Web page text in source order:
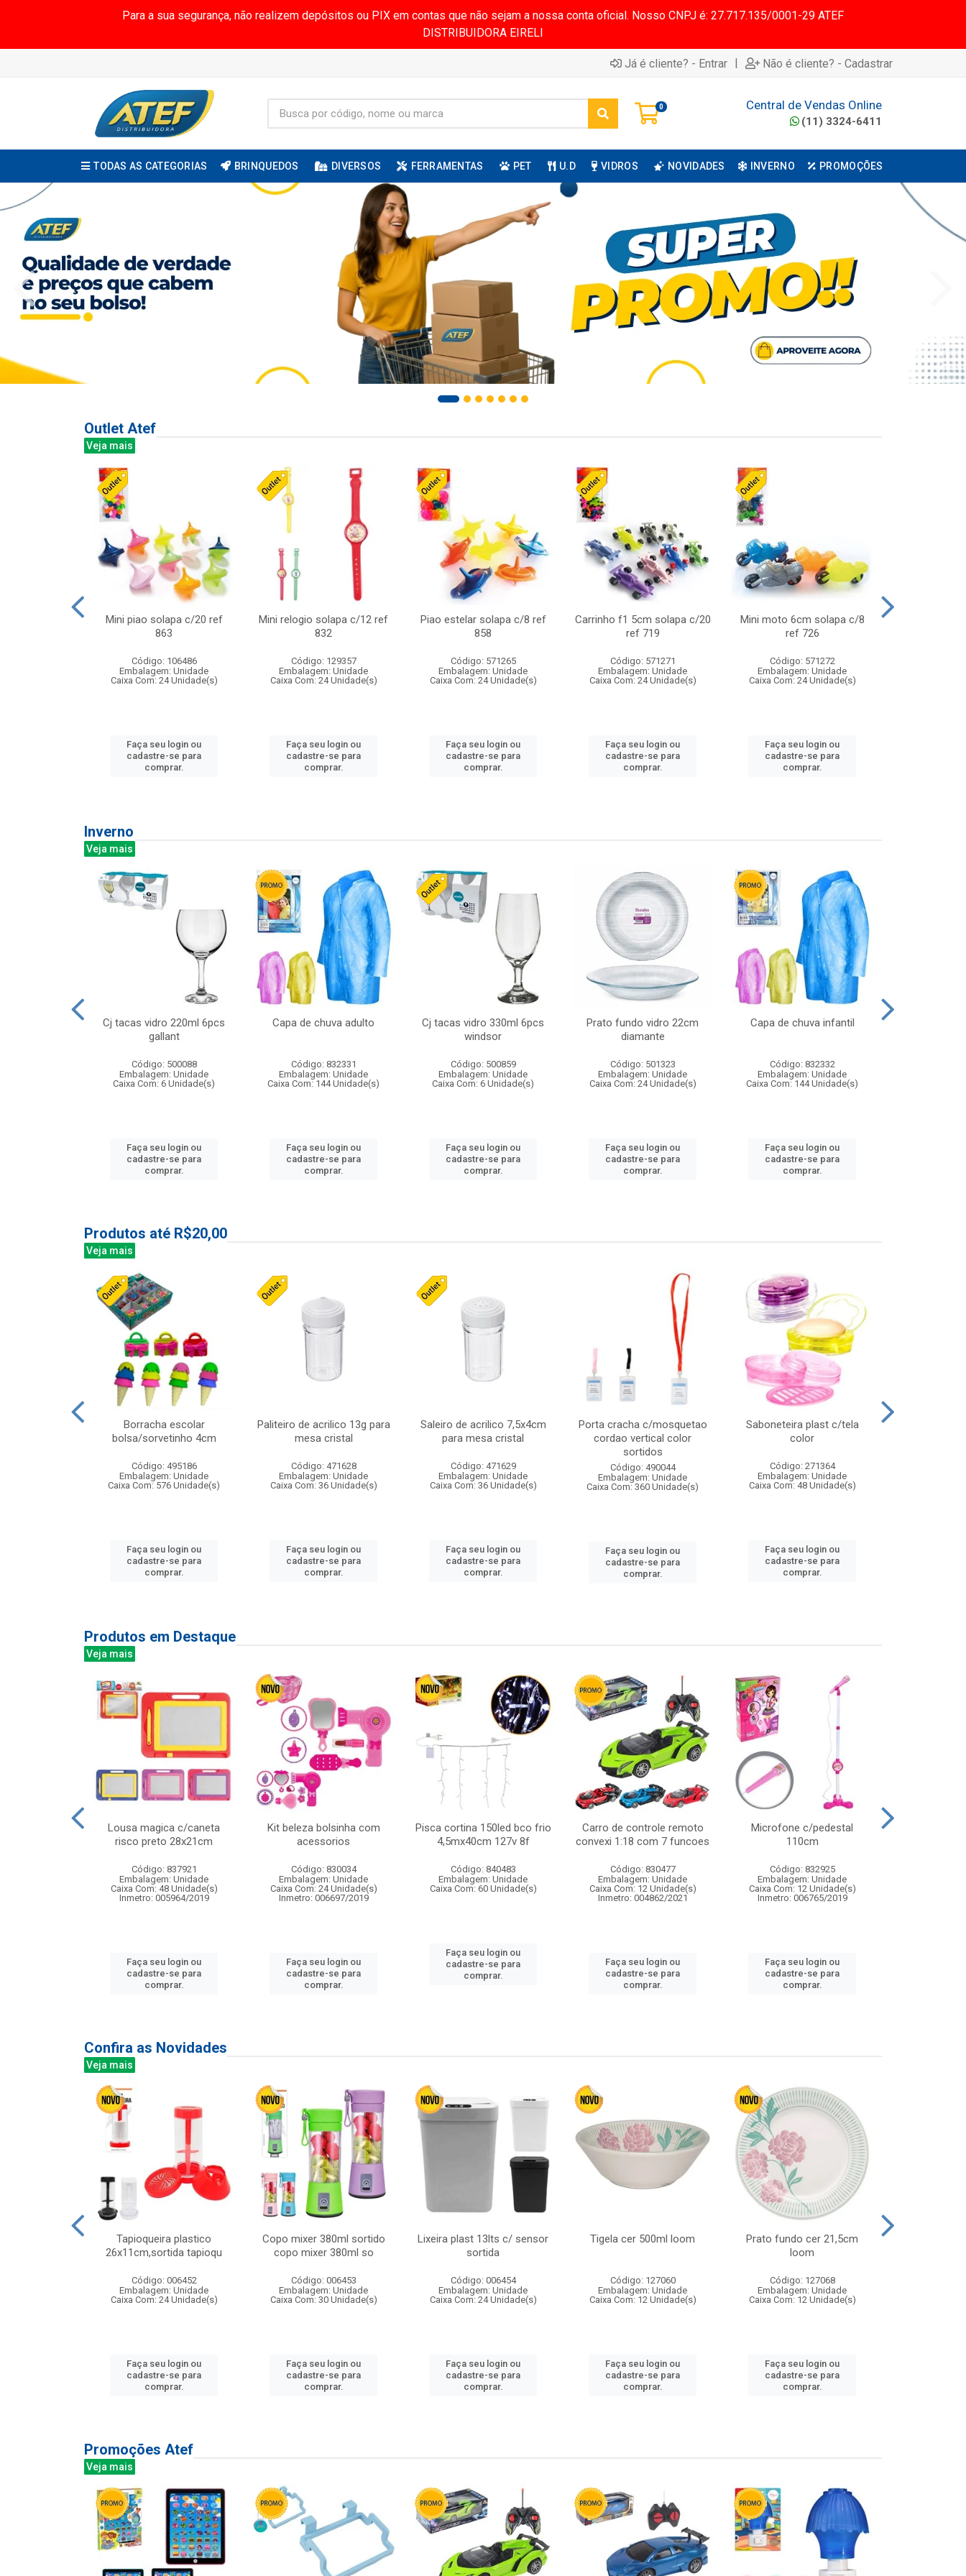
Para a sua segurança, não realizem depósitos ou PIX em contas que não sejam a nossa conta oficial. Nosso CNPJ é: 27.717.135/0001-29 ATEF
DISTRIBUIDORA EIRELI
Já é cliente? - Entrar | Não é cliente? - Cadastrar
0 Central de Vendas Online
(11) 3324-6411
TODAS AS CATEGORIAS BRINQUEDOS DIVERSOS FERRAMENTAS PET U.D VIDROS NOVIDADES INVERNO PROMOÇÕES
Outlet Atef
Veja mais
Mini piao solapa c/20 ref
863
Código: 106486
Embalagem: Unidade
Caixa Com: 24 Unidade(s)
Faça seu login ou
cadastre-se para
comprar.
Mini relogio solapa c/12 ref
832
Código: 129357
Embalagem: Unidade
Caixa Com: 24 Unidade(s)
Faça seu login ou
cadastre-se para
comprar.
Piao estelar solapa c/8 ref
858
Código: 571265
Embalagem: Unidade
Caixa Com: 24 Unidade(s)
Faça seu login ou
cadastre-se para
comprar.
Carrinho f1 5cm solapa c/20
ref 719
Código: 571271
Embalagem: Unidade
Caixa Com: 24 Unidade(s)
Faça seu login ou
cadastre-se para
comprar.
Mini moto 6cm solapa c/8
ref 726
Código: 571272
Embalagem: Unidade
Caixa Com: 24 Unidade(s)
Faça seu login ou
cadastre-se para
comprar.
Inverno
Veja mais
Cj tacas vidro 220ml 6pcs
gallant
Código: 500088
Embalagem: Unidade
Caixa Com: 6 Unidade(s)
Faça seu login ou
cadastre-se para
comprar.
Capa de chuva adulto
Código: 832331
Embalagem: Unidade
Caixa Com: 144 Unidade(s)
Faça seu login ou
cadastre-se para
comprar.
Cj tacas vidro 330ml 6pcs
windsor
Código: 500859
Embalagem: Unidade
Caixa Com: 6 Unidade(s)
Faça seu login ou
cadastre-se para
comprar.
Prato fundo vidro 22cm
diamante
Código: 501323
Embalagem: Unidade
Caixa Com: 24 Unidade(s)
Faça seu login ou
cadastre-se para
comprar.
Capa de chuva infantil
Código: 832332
Embalagem: Unidade
Caixa Com: 144 Unidade(s)
Faça seu login ou
cadastre-se para
comprar.
Produtos até R$20,00
Veja mais
Borracha escolar
bolsa/sorvetinho 4cm
Código: 495186
Embalagem: Unidade
Caixa Com: 576 Unidade(s)
Faça seu login ou
cadastre-se para
comprar.
Paliteiro de acrilico 13g para
mesa cristal
Código: 471628
Embalagem: Unidade
Caixa Com: 36 Unidade(s)
Faça seu login ou
cadastre-se para
comprar.
Saleiro de acrilico 7,5x4cm
para mesa cristal
Código: 471629
Embalagem: Unidade
Caixa Com: 36 Unidade(s)
Faça seu login ou
cadastre-se para
comprar.
Porta cracha c/mosquetao
cordao vertical color
sortidos
Código: 490044
Embalagem: Unidade
Caixa Com: 360 Unidade(s)
Faça seu login ou
cadastre-se para
comprar.
Saboneteira plast c/tela
color
Código: 271364
Embalagem: Unidade
Caixa Com: 48 Unidade(s)
Faça seu login ou
cadastre-se para
comprar.
Produtos em Destaque
Veja mais
Lousa magica c/caneta
risco preto 28x21cm
Código: 837921
Embalagem: Unidade
Caixa Com: 48 Unidade(s)
Inmetro: 005964/2019
Faça seu login ou
cadastre-se para
comprar.
Kit beleza bolsinha com
acessorios
Código: 830034
Embalagem: Unidade
Caixa Com: 24 Unidade(s)
Inmetro: 006697/2019
Faça seu login ou
cadastre-se para
comprar.
Pisca cortina 150led bco frio
4,5mx40cm 127v 8f
Código: 840483
Embalagem: Unidade
Caixa Com: 60 Unidade(s)
Faça seu login ou
cadastre-se para
comprar.
Carro de controle remoto
convexi 1:18 com 7 funcoes
Código: 830477
Embalagem: Unidade
Caixa Com: 12 Unidade(s)
Inmetro: 004862/2021
Faça seu login ou
cadastre-se para
comprar.
Microfone c/pedestal
110cm
Código: 832925
Embalagem: Unidade
Caixa Com: 12 Unidade(s)
Inmetro: 006765/2019
Faça seu login ou
cadastre-se para
comprar.
Confira as Novidades
Veja mais
Tapioqueira plastico
26x11cm,sortida tapioqu
Código: 006452
Embalagem: Unidade
Caixa Com: 24 Unidade(s)
Faça seu login ou
cadastre-se para
comprar.
Copo mixer 380ml sortido
copo mixer 380ml so
Código: 006453
Embalagem: Unidade
Caixa Com: 30 Unidade(s)
Faça seu login ou
cadastre-se para
comprar.
Lixeira plast 13lts c/ sensor
sortida
Código: 006454
Embalagem: Unidade
Caixa Com: 24 Unidade(s)
Faça seu login ou
cadastre-se para
comprar.
Tigela cer 500ml loom
Código: 127060
Embalagem: Unidade
Caixa Com: 12 Unidade(s)
Faça seu login ou
cadastre-se para
comprar.
Prato fundo cer 21,5cm
loom
Código: 127068
Embalagem: Unidade
Caixa Com: 12 Unidade(s)
Faça seu login ou
cadastre-se para
comprar.
Promoções Atef
Veja mais